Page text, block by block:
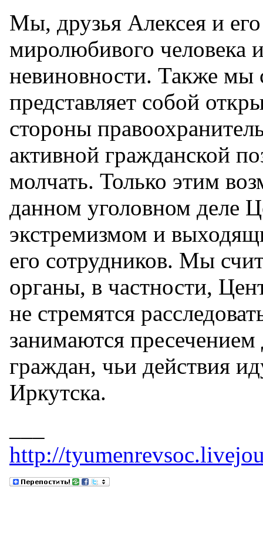
Мы, друзья Алексея и
миролюбивого человека
невиновности. Также мы
представляет собой
стороны
активной гражданской
молчать. Только этим
данном уголовном деле
экстремизмом и
его сотрудников. Мы
органы, в частности,
не стремятся
занимаются
граждан, чьи действия
Иркутска.
http://